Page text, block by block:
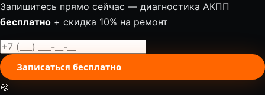
Запишитесь прямо сейчас — диагностика АКПП
бесплатно + скидка 10% на ремонт
Записаться бесплатно
🍪